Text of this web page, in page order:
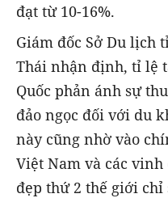
đạt từ 10-16%.
Giám đốc Sở Du lịch
Thái nhận định, tỉ lệ
Quốc phản ánh sự
đảo ngọc đối với du
này cũng nhờ vào
Việt Nam và các
đẹp thứ 2 thế giới chỉ